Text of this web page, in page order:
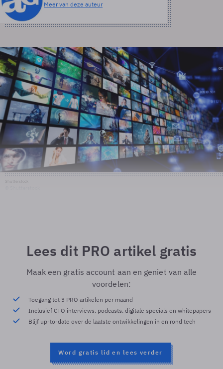
Meer van deze auteur
Lees dit PRO artikel gratis
Maak een gratis account aan en geniet van alle
voordelen:
Toegang tot 3 PRO artikelen per maand
Inclusief CTO interviews, podcasts, digitale specials en whitepapers
Blijf up-to-date over de laatste ontwikkelingen in en rond tech
Word gratis lid en lees verder